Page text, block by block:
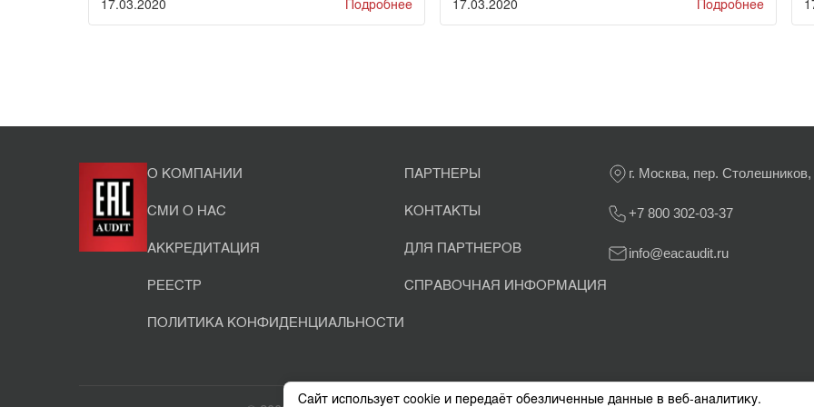
17.03.2020
Подробнее
17.03.2020
Подробнее
О КОМПАНИИ
СМИ О НАС
АККРЕДИТАЦИЯ
РЕЕСТР
ПОЛИТИКА КОНФИДЕНЦИАЛЬНОСТИ
ПАРТНЕРЫ
КОНТАКТЫ
ДЛЯ ПАРТНЕРОВ
СПРАВОЧНАЯ ИНФОРМАЦИЯ
г. Москва, пер. Столешников,
+7 800 302-03-37
info@eacaudit.ru
Сайт использует cookie и передаёт обезличенные данные в веб-аналитику.